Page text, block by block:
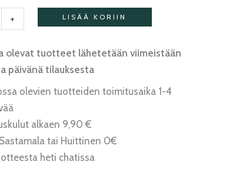
+ LISÄÄ KORIIN
olevat tuotteet lähetetään viimeistään
päivänä tilauksesta
olevien tuotteiden toimitusaika 1-4
alkaen 9,90 €
tai Huittinen 0€
heti chatissa